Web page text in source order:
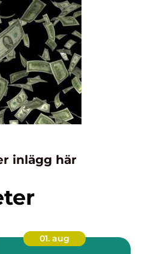
inlägg här
01. aug